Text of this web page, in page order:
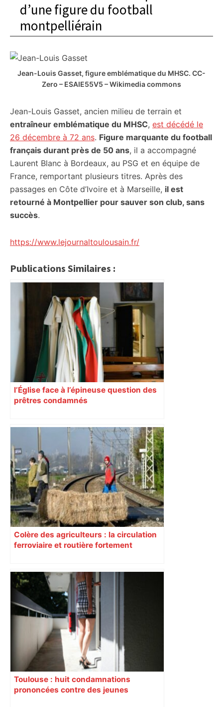
d’une figure du football
montpelliérain
Jean-Louis Gasset, figure emblématique du MHSC. CC-
Zero – ESAIE55V5 – Wikimedia commons
Jean-Louis Gasset, ancien milieu de terrain et
entraîneur emblématique du MHSC, est décédé le
26 décembre à 72 ans. Figure marquante du football
français durant près de 50 ans, il a accompagné
Laurent Blanc à Bordeaux, au PSG et en équipe de
France, remportant plusieurs titres. Après des
passages en Côte d’Ivoire et à Marseille, il est
retourné à Montpellier pour sauver son club, sans
succès.
https://www.lejournaltoulousain.fr/
Publications Similaires :
l’Église face à l’épineuse question des
prêtres condamnés
Colère des agriculteurs : la circulation
ferroviaire et routière fortement
Toulouse : huit condamnations
prononcées contre des jeunes